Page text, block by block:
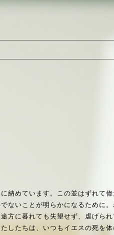
納めています。この並はずれて
ないことが明らかになるために
方に暮れても失望せず、虐げら
したちは、いつもイエスの死を